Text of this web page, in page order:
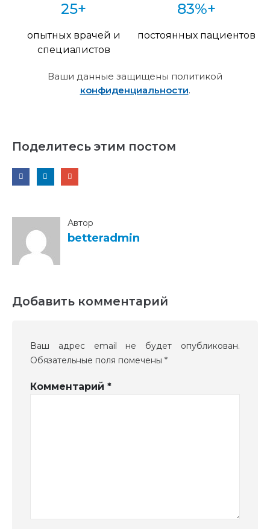
25+
опытных врачей и
специалистов
83%+
постоянных пациентов
Ваши данные защищены политикой
конфиденциальности.
Поделитесь этим постом
Автор
betteradmin
Добавить комментарий
Ваш адрес email не будет опубликован.
Обязательные поля помечены *
Комментарий *